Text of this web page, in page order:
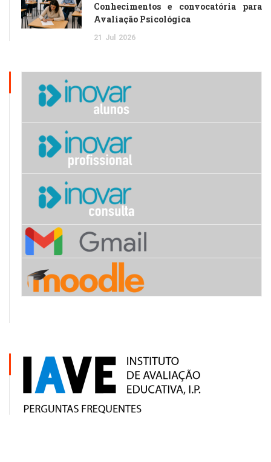
Conhecimentos e convocatória para
Avaliação Psicológica
21 Jul 2026